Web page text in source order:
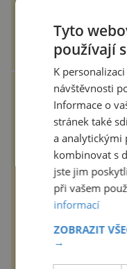
Tyto
používají
K
návštěvnosti
Informace o
stránek také
a analytickými
kombinovat s
jste jim
při vašem
informací
ZOBRAZIT
→